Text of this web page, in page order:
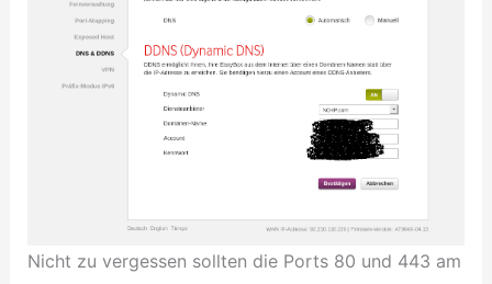
Nicht zu vergessen sollten die Ports 80 und 443 am